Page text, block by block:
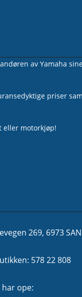
av Yamaha
priser
eller motorkjøp!
269, 6973
578 22 808
har ope: